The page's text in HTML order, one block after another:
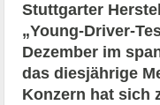
Stuttgarter
„Young-Driver-
Dezember im
das diesjährige
Konzern hat sich